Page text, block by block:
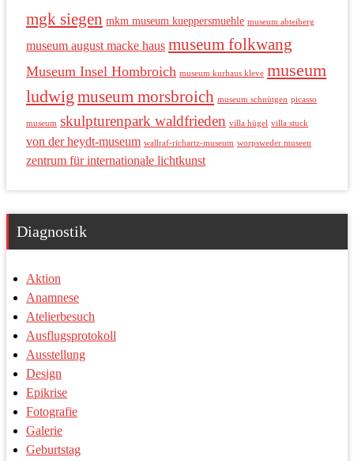
mgk siegen mkm museum kueppersmuehle museum abteiberg
museum august macke haus museum folkwang
Museum Insel Hombroich museum kurhaus kleve museum
ludwig museum morsbroich museum schnütgen picasso
museum skulpturenpark waldfrieden villa hügel villa stuck
von der heydt-museum wallraf-richartz-museum worpsweder museen
zentrum für internationale lichtkunst
Diagnostik
Aktion
Anamnese
Atelierbesuch
Ausflugsprotokoll
Ausstellung
Design
Epikrise
Fotografie
Galerie
Geburtstag